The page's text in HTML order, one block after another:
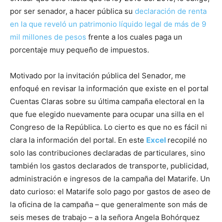
por ser senador, a hacer pública su declaración de renta
en la que reveló un patrimonio líquido legal de más de 9
mil millones de pesos frente a los cuales paga un
porcentaje muy pequeño de impuestos.
Motivado por la invitación pública del Senador, me
enfoqué en revisar la información que existe en el portal
Cuentas Claras sobre su última campaña electoral en la
que fue elegido nuevamente para ocupar una silla en el
Congreso de la República. Lo cierto es que no es fácil ni
clara la información del portal. En este Excel recopilé no
solo las contribuciones declaradas de particulares, sino
también los gastos declarados de transporte, publicidad,
administración e ingresos de la campaña del Matarife. Un
dato curioso: el Matarife solo pago por gastos de aseo de
la oficina de la campaña – que generalmente son más de
seis meses de trabajo – a la señora Angela Bohórquez